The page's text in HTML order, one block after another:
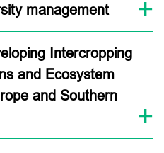
management
Intercropping
and Ecosystem
and Southern